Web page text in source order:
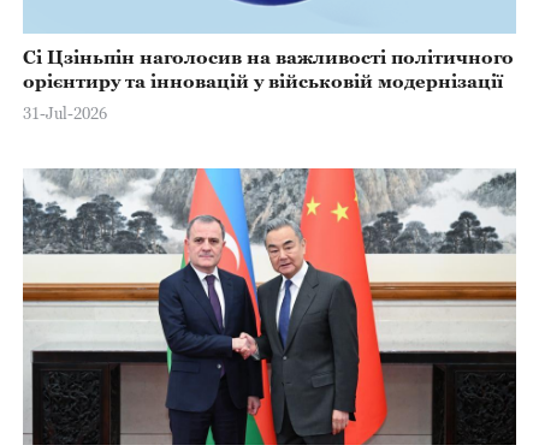
Сі Цзіньпін наголосив на важливості політичного
орієнтиру та інновацій у військовій модернізації
31-Jul-2026